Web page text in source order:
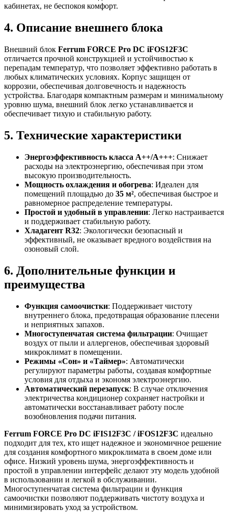
кабинетах, не беспокоя комфорт.
4. Описание внешнего блока
Внешний блок Ferrum FORCE Pro DC iFOS12F3C
отличается прочной конструкцией и устойчивостью к
перепадам температур, что позволяет эффективно работать в
любых климатических условиях. Корпус защищен от
коррозии, обеспечивая долговечность и надежность
устройства. Благодаря компактным размерам и минимальному
уровню шума, внешний блок легко устанавливается и
обеспечивает тихую и стабильную работу.
5. Технические характеристики
Энергоэффективность класса A++/А+++: Снижает
расходы на электроэнергию, обеспечивая при этом
высокую производительность.
Мощность охлаждения и обогрева: Идеален для
помещений площадью до 35 м², обеспечивая быстрое и
равномерное распределение температуры.
Простой и удобный в управлении: Легко настраивается
и поддерживает стабильную работу.
Хладагент R32: Экологически безопасный и
эффективный, не оказывает вредного воздействия на
озоновый слой.
6. Дополнительные функции и
преимущества
Функция самоочистки: Поддерживает чистоту
внутреннего блока, предотвращая образование плесени
и неприятных запахов.
Многоступенчатая система фильтрации: Очищает
воздух от пыли и аллергенов, обеспечивая здоровый
микроклимат в помещении.
Режимы «Сон» и «Таймер»: Автоматически
регулируют параметры работы, создавая комфортные
условия для отдыха и экономя электроэнергию.
Автоматический перезапуск: В случае отключения
электричества кондиционер сохраняет настройки и
автоматически восстанавливает работу после
возобновления подачи питания.
Ferrum FORCE Pro DC iFIS12F3C / iFOS12F3C идеально
подходит для тех, кто ищет надежное и экономичное решение
для создания комфортного микроклимата в своем доме или
офисе. Низкий уровень шума, энергоэффективность и
простой в управлении интерфейс делают эту модель удобной
в использовании и легкой в обслуживании.
Многоступенчатая система фильтрации и функция
самоочистки позволяют поддерживать чистоту воздуха и
минимизировать уход за устройством.